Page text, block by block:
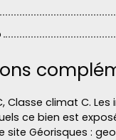
Classe climat C.
ce bien est
site Géorisques :